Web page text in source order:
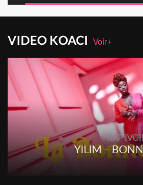
VIDEO KOACIVoir+
RAP
YILIM -